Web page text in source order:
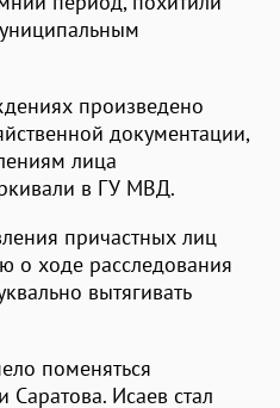
произведено
документации,
лица
в ГУ МВД.
причастных лиц
о ходе расследования
вытягивать
поменяться
Саратова. Исаев стал